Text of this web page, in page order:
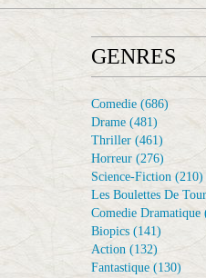
GENRES
Comedie (686)
Drame (481)
Thriller (461)
Horreur (276)
Science-Fiction (210)
Les Boulettes De
Comedie Dramatique
Biopics (141)
Action (132)
Fantastique (130)